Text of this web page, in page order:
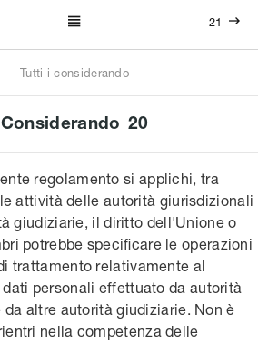
 21 
Tutti i considerando
Considerando 20
regolamento si applichi, tra
attività delle autorità giurisdizionali
giudiziarie, il diritto dell'Unione o
potrebbe specificare le operazioni
trattamento relativamente al
personali effettuato da autorità
altre autorità giudiziarie. Non è
nella competenza delle